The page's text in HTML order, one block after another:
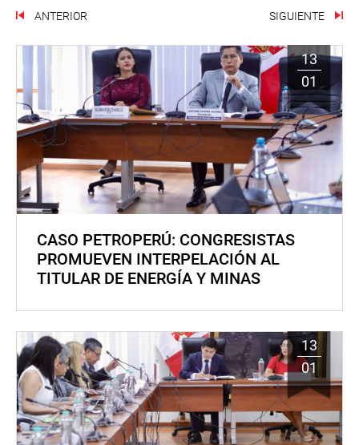
ANTERIOR SIGUIENTE
13
01
CASO PETROPERÚ: CONGRESISTAS
PROMUEVEN INTERPELACIÓN AL
TITULAR DE ENERGÍA Y MINAS
13
01